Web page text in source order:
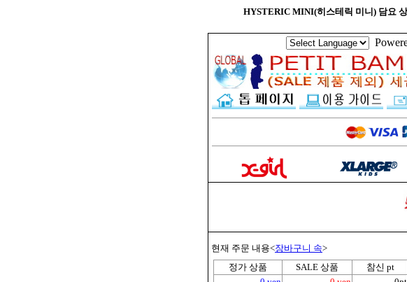
HYSTERIC MINI(히스테릭 미니) 담요
현재 주문 내용<장바구니 속>
정가 상품
SALE 상품 참신 pt